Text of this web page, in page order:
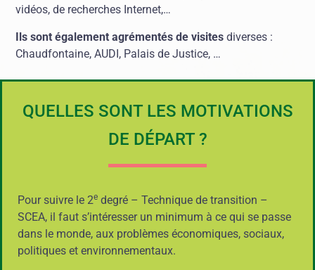
vidéos, de recherches Internet,…
Ils sont également agrémentés de visites diverses :
Chaudfontaine, AUDI, Palais de Justice, …
QUELLES SONT LES MOTIVATIONS
DE DÉPART ?
Pour suivre le 2e degré – Technique de transition –
SCEA, il faut s’intéresser un minimum à ce qui se passe
dans le monde, aux problèmes économiques, sociaux,
politiques et environnementaux.